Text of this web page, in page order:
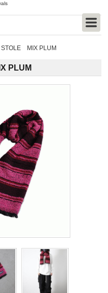
STOLE MIX PLUM
PLUM